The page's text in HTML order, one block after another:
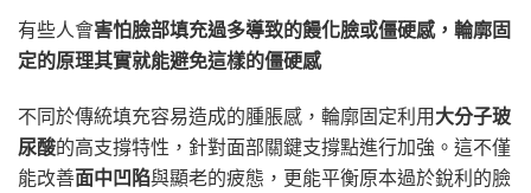
有些人會害怕臉部填充過多導致的饅化臉或僵硬感，輪廓固
定的原理其實就能避免這樣的僵硬感
不同於傳統填充容易造成的腫脹感，輪廓固定利用大分子玻
尿酸的高支撐特性，針對面部關鍵支撐點進行加強。這不僅
能改善面中凹陷與顯老的疲態，更能平衡原本過於銳利的臉